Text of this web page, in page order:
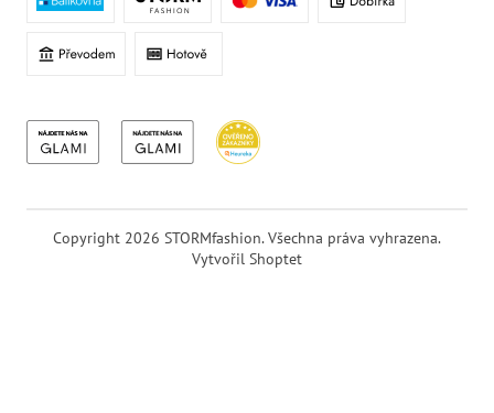
Vytvořil Shoptet
Copyright 2026 STORMfashion. Všechna práva vyhrazena.